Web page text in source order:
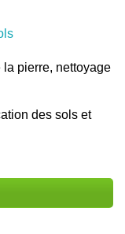
pierre, nettoyage
des sols et